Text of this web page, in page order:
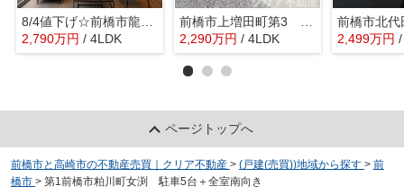
2,790万円 / 4LDK
2,290万円 / 4LDK 2,499万円
ページトップへ
前橋市と高崎市の不動産売買｜クリア不動産 > (戸建(売買))地域から探す > 前
橋市 > 第1前橋市粕川町女渕 駐車5台＋全室南向き